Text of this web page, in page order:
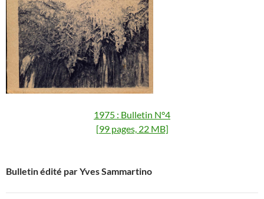
1975 : Bulletin N°4
[99 pages, 22 MB]
Bulletin édité par Yves Sammartino